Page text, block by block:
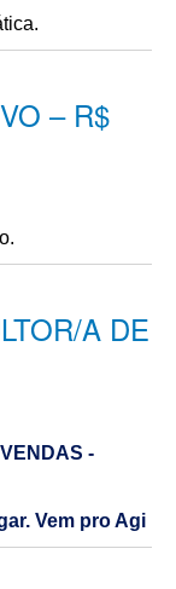
– R$
A DE
-
Vem pro Agi